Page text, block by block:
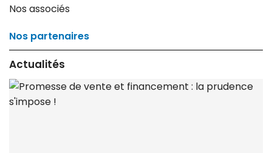
Nos associés
Nos partenaires
Actualités